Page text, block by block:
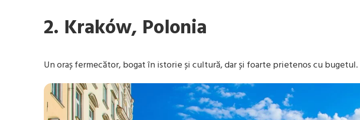
2. Kraków, Polonia
Un oraș fermecător, bogat în istorie și cultură, dar și foarte prietenos cu bugetul.